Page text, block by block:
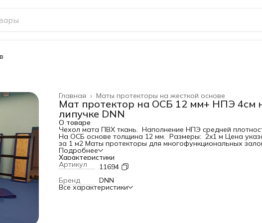
Маты протекторы на жесткой основе
Главная ›
Мат протектор на ОСБ 12 мм+ НПЭ 4см
липучке DNN
О товаре
Чехол мата ПВХ ткань. Наполнение НПЭ средней
На ОСБ основе толщина 12 мм. Размеры: 2x1 м Цена
за 1 м2 Маты протекторы для многофункциональных
залов единоборств. Изготавливаются в соответствии с
требованиями заказчика. Возможны различные варианты
крепления к стене. Материал набивки оговаривается. Как
правило в основе протектора используется ОСБ.
Применяемые материалы набивки: НПЭ плотности 120 кг/
Подробнее
Характеристики
Артикул
11694
Бренд
DNN
Все характеристики